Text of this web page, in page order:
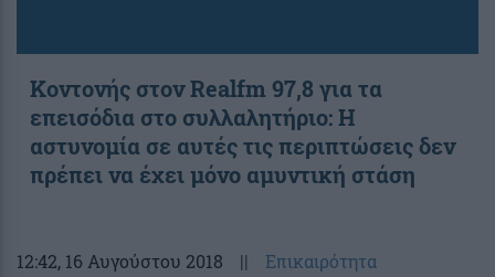
Κοντονής στον Realfm 97,8 για τα
επεισόδια στο συλλαλητήριο: Η
αστυνομία σε αυτές τις περιπτώσεις δεν
πρέπει να έχει μόνο αμυντική στάση
12:42, 16 Αυγούστου 2018 || Επικαιρότητα